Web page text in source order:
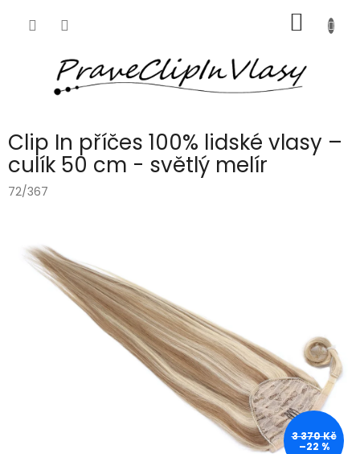
KOŠÍK
Clip In příčes 100% lidské vlasy –
culík 50 cm - světlý melír
72/367
3 370 Kč
–22 %